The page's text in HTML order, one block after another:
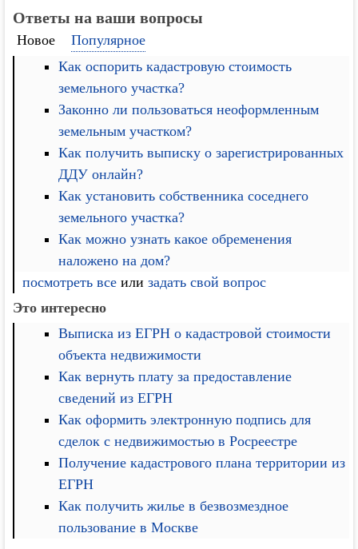
Ответы на ваши вопросы
Новое
Популярное
Как оспорить кадастровую стоимость
земельного участка?
Законно ли пользоваться неоформленным
земельным участком?
Как получить выписку о зарегистрированных
ДДУ онлайн?
Как установить собственника соседнего
земельного участка?
Как можно узнать какое обременения
наложено на дом?
посмотреть все илизадать свой вопрос
Это интересно
Выписка из ЕГРН о кадастровой стоимости
объекта недвижимости
Как вернуть плату за предоставление
сведений из ЕГРН
Как оформить электронную подпись для
сделок с недвижимостью в Росреестре
Получение кадастрового плана территории из
ЕГРН
Как получить жилье в безвозмездное
пользование в Москве